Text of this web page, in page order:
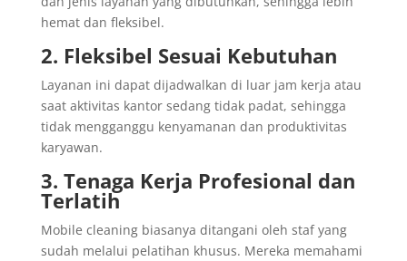
hemat dan fleksibel.
2. Fleksibel Sesuai Kebutuhan
Layanan ini dapat dijadwalkan di luar jam kerja atau
saat aktivitas kantor sedang tidak padat, sehingga
tidak mengganggu kenyamanan dan produktivitas
karyawan.
3. Tenaga Kerja Profesional dan
Terlatih
Mobile cleaning biasanya ditangani oleh staf yang
sudah melalui pelatihan khusus. Mereka memahami